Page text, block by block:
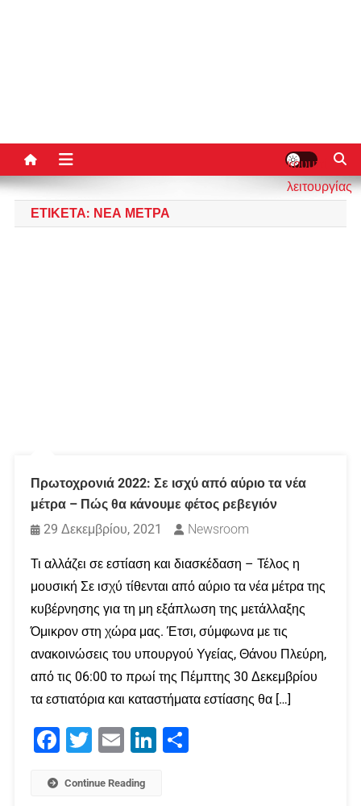
κουμπί
λειτουργίας
ΕΤΙΚΈΤΑ: ΝΈΑ ΜΈΤΡΑ
Πρωτοχρονιά 2022: Σε ισχύ από αύριο τα νέα
μέτρα – Πώς θα κάνουμε φέτος ρεβεγιόν
29 Δεκεμβρίου, 2021
Newsroom
Τι αλλάζει σε εστίαση και διασκέδαση – Τέλος η
μουσική Σε ισχύ τίθενται από αύριο τα νέα μέτρα της
κυβέρνησης για τη μη εξάπλωση της μετάλλαξης
Όμικρον στη χώρα μας. Έτσι, σύμφωνα με τις
ανακοινώσεις του υπουργού Υγείας, Θάνου Πλεύρη,
από τις 06:00 το πρωί της Πέμπτης 30 Δεκεμβρίου
τα εστιατόρια και καταστήματα εστίασης θα […]
Facebook
Twitter Email LinkedIn
Continue Reading